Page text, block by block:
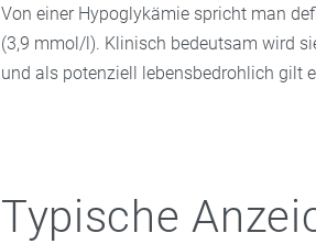
Von einer Hypoglykämie spricht man
(3,9 mmol/l). Klinisch bedeutsam wird
und als potenziell lebensbedrohlich gilt
Typische